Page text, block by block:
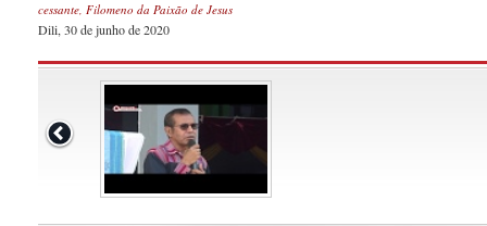
cessante, Filomeno da Paixão de Jesus
Dili, 30 de junho de 2020